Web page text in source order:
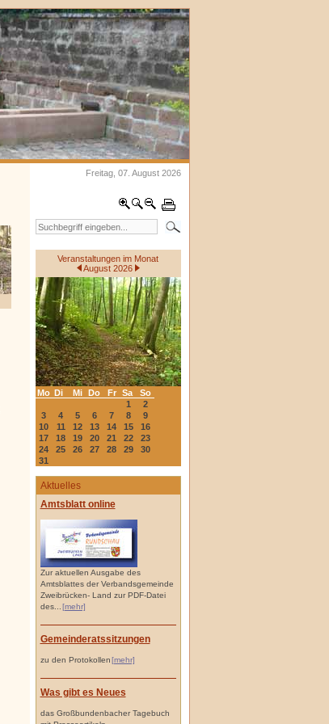
Freitag, 07. August 2026
Veranstaltungen im Monat
August 2026
Mo Di Mi Do Fr Sa
So
1
2
3
4 5 6 7 8
9
10
11 12 13 14 15
16
17
18 19 20 21 22
23
24
25 26 27 28 29
30
31
Aktuelles
Amtsblatt online
Zur aktuellen Ausgabe des
Amtsblattes der Verbandsgemeinde
Zweibrücken- Land zur PDF-Datei
des...
[mehr]
Gemeinderatssitzungen
zu den Protokollen[mehr]
Was gibt es Neues
das Großbundenbacher Tagebuch